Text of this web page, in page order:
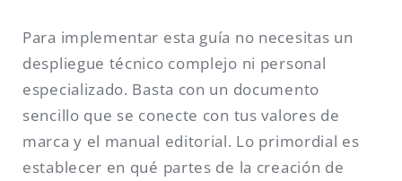
Para implementar esta guía no necesitas un
despliegue técnico complejo ni personal
especializado. Basta con un documento
sencillo que se conecte con tus valores de
marca y el manual editorial. Lo primordial es
establecer en qué partes de la creación de